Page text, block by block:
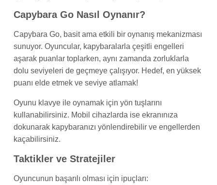
Capybara Go Nasıl Oynanır?
Capybara Go, basit ama etkili bir oynanış mekanizması
sunuyor. Oyuncular, kapybaralarla çeşitli engelleri
aşarak puanlar toplarken, aynı zamanda zorluklarla
dolu seviyeleri de geçmeye çalışıyor. Hedef, en yüksek
puanı elde etmek ve seviye atlamak!
Oyunu klavye ile oynamak için yön tuşlarını
kullanabilirsiniz. Mobil cihazlarda ise ekranınıza
dokunarak kapybaranızı yönlendirebilir ve engellerden
kaçabilirsiniz.
Taktikler ve Stratejiler
Oyuncunun başarılı olması için ipuçları: